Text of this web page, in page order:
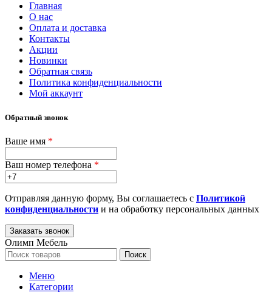
Главная
О нас
Оплата и доставка
Контакты
Акции
Новинки
Обратная связь
Политика конфиденциальности
Мой аккаунт
Обратный звонок
Ваше имя *
Ваш номер телефона *
Отправляя данную форму, Вы соглашаетесь с Политикой
конфиденциальности и на обработку персональных данных
Олимп Мебель
Поиск
Меню
Категории